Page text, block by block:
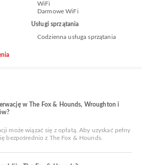
WiFi
Darmowe WiFi
Usługi sprzątania
Codzienna usługa sprzątania
w The Fox & Hounds, Wroughton i
może wiązać się z opłatą. Aby uzyskać pełny
bezpośrednio z The Fox & Hounds.